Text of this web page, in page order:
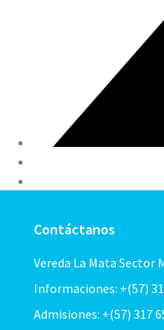
Contáctanos
Vereda La Mata
Informaciones: +(57)
Admisiones: +(57) 317